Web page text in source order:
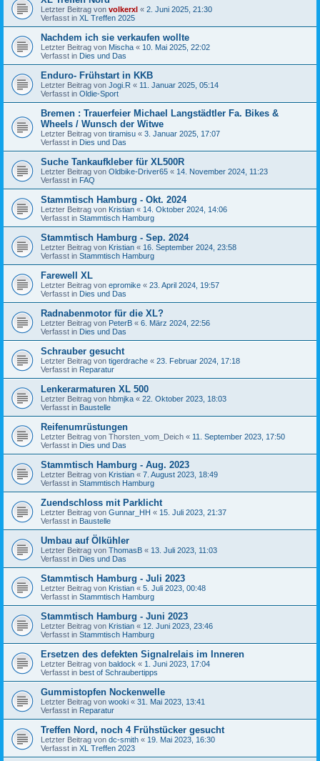
Letzter Beitrag von volkerxl « 2. Juni 2025, 21:30
Verfasst in XL Treffen 2025
Nachdem ich sie verkaufen wollte
Letzter Beitrag von Mischa « 10. Mai 2025, 22:02
Verfasst in Dies und Das
Enduro- Frühstart in KKB
Letzter Beitrag von Jogi.R « 11. Januar 2025, 05:14
Verfasst in Oldie-Sport
Bremen : Trauerfeier Michael Langstädtler Fa. Bikes &
Wheels / Wunsch der Witwe
Letzter Beitrag von tiramisu « 3. Januar 2025, 17:07
Verfasst in Dies und Das
Suche Tankaufkleber für XL500R
Letzter Beitrag von Oldbike-Driver65 « 14. November 2024, 11:23
Verfasst in FAQ
Stammtisch Hamburg - Okt. 2024
Letzter Beitrag von Kristian « 14. Oktober 2024, 14:06
Verfasst in Stammtisch Hamburg
Stammtisch Hamburg - Sep. 2024
Letzter Beitrag von Kristian « 16. September 2024, 23:58
Verfasst in Stammtisch Hamburg
Farewell XL
Letzter Beitrag von epromike « 23. April 2024, 19:57
Verfasst in Dies und Das
Radnabenmotor für die XL?
Letzter Beitrag von PeterB « 6. März 2024, 22:56
Verfasst in Dies und Das
Schrauber gesucht
Letzter Beitrag von tigerdrache « 23. Februar 2024, 17:18
Verfasst in Reparatur
Lenkerarmaturen XL 500
Letzter Beitrag von hbmjka « 22. Oktober 2023, 18:03
Verfasst in Baustelle
Reifenumrüstungen
Letzter Beitrag von Thorsten_vom_Deich « 11. September 2023, 17:50
Verfasst in Dies und Das
Stammtisch Hamburg - Aug. 2023
Letzter Beitrag von Kristian « 7. August 2023, 18:49
Verfasst in Stammtisch Hamburg
Zuendschloss mit Parklicht
Letzter Beitrag von Gunnar_HH « 15. Juli 2023, 21:37
Verfasst in Baustelle
Umbau auf Ölkühler
Letzter Beitrag von ThomasB « 13. Juli 2023, 11:03
Verfasst in Dies und Das
Stammtisch Hamburg - Juli 2023
Letzter Beitrag von Kristian « 5. Juli 2023, 00:48
Verfasst in Stammtisch Hamburg
Stammtisch Hamburg - Juni 2023
Letzter Beitrag von Kristian « 12. Juni 2023, 23:46
Verfasst in Stammtisch Hamburg
Ersetzen des defekten Signalrelais im Inneren
Letzter Beitrag von baldock « 1. Juni 2023, 17:04
Verfasst in best of Schraubertipps
Gummistopfen Nockenwelle
Letzter Beitrag von wooki « 31. Mai 2023, 13:41
Verfasst in Reparatur
Treffen Nord, noch 4 Frühstücker gesucht
Letzter Beitrag von dc-smith « 19. Mai 2023, 16:30
Verfasst in XL Treffen 2023